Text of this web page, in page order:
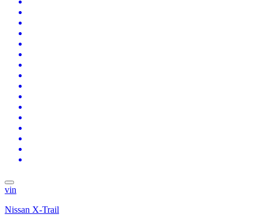
vin
Nissan X-Trail